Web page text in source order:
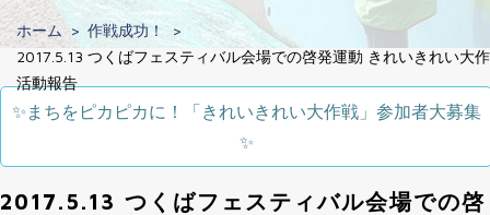
ホーム
作戦成功！
2017.5.13 つくばフェスティバル会場での啓発運動 きれいきれい大
活動報告
✨️まちをピカピカに！「きれいきれい大作戦」参加者大募集
✨️
2017.5.13 つくばフェスティバル会場での啓